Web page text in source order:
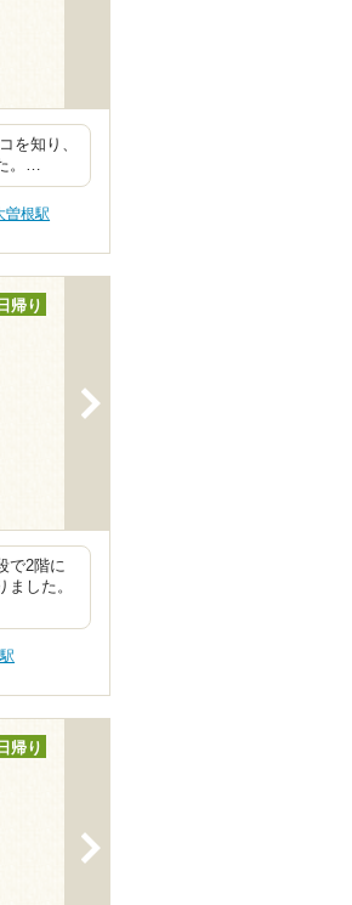
を知り、
。…
曽根駅
日帰り
で2階に
した。
日帰り